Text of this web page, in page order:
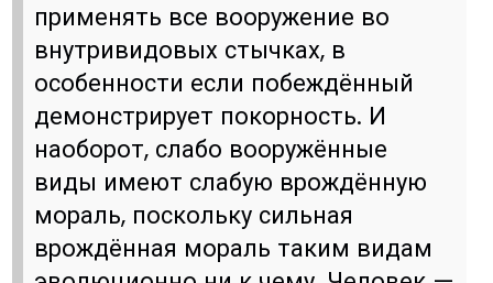
применять все вооружение во
внутривидовых стычках, в
особенности если побеждённый
демонстрирует покорность. И
наоборот, слабо вооружённые
виды имеют слабую врождённую
мораль, поскольку сильная
врождённая мораль таким видам